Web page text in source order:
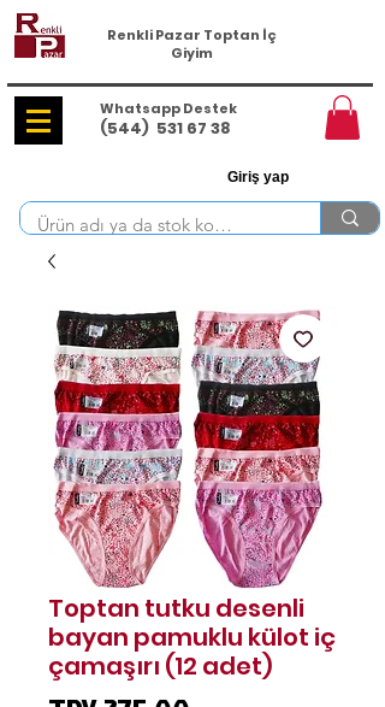
Renkli Pazar Toptan İç
Giyim
Whatsapp Destek
(544) 531 67 38
Giriş yap
Toptan tutku desenli
bayan pamuklu külot iç
çamaşırı (12 adet)